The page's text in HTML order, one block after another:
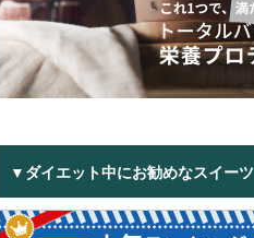
▼ダイエット中にお勧めなスイーツ